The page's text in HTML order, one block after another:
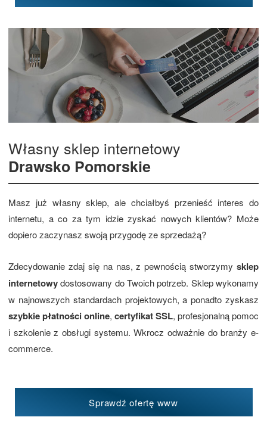
Własny sklep internetowy
Drawsko Pomorskie
Masz już własny sklep, ale chciałbyś przenieść interes do
internetu, a co za tym idzie zyskać nowych klientów? Może
dopiero zaczynasz swoją przygodę ze sprzedażą?
Zdecydowanie zdaj się na nas, z pewnością stworzymy sklep
internetowydostosowany do Twoich potrzeb. Sklep wykonamy
w najnowszych standardach projektowych, a ponadto zyskasz
szybkie płatności online, certyfikat SSL, profesjonalną pomoc
i szkolenie z obsługi systemu. Wkrocz odważnie do branży e-
commerce.
Sprawdź ofertę www